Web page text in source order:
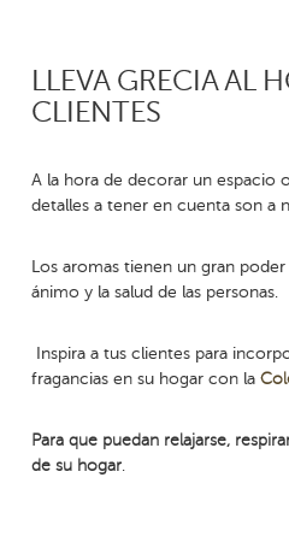
LLEVA GRECIA AL
CLIENTES
A la horade decorar un espacio
detalles a tener en cuenta sona
Los aromas tienen un gran
ánimo y la salud de las personas.
Inspira a tus clientes para
fragancias en su hogar con la
Para que puedan relajarse,
de su hogar.